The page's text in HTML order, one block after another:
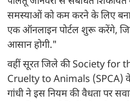
समस्याओं को कम करने के लिए
एक ऑनलाइन पोर्टल शुरू करेंगे,
आसान होगी."
वहीं सूरत जिले की Society for
Cruelty to Animals (SPCA) के
गांधी ने इस नियम की वैधता पर